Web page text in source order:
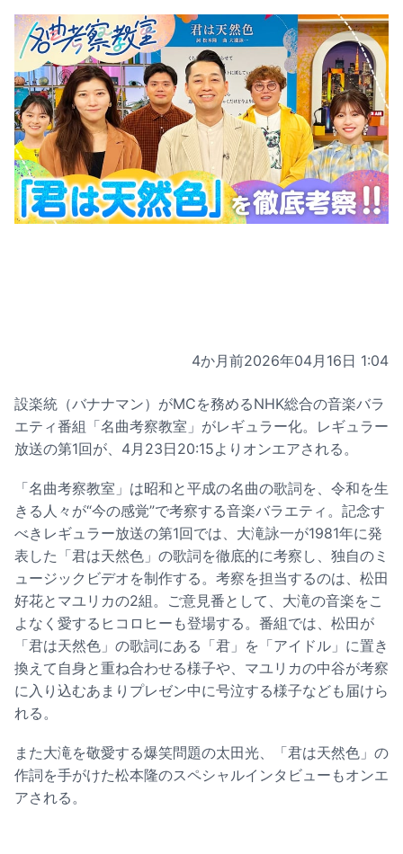
4か月前2026年04月16日 1:04
設楽統（バナナマン）がMCを務めるNHK総合の音楽バラ
エティ番組「名曲考察教室」がレギュラー化。レギュラー
放送の第1回が、4月23日20:15よりオンエアされる。
「名曲考察教室」は昭和と平成の名曲の歌詞を、令和を生
きる人々が“今の感覚”で考察する音楽バラエティ。記念す
べきレギュラー放送の第1回では、大滝詠一が1981年に発
表した「君は天然色」の歌詞を徹底的に考察し、独自のミ
ュージックビデオを制作する。考察を担当するのは、松田
好花とマユリカの2組。ご意見番として、大滝の音楽をこ
よなく愛するヒコロヒーも登場する。番組では、松田が
「君は天然色」の歌詞にある「君」を「アイドル」に置き
換えて自身と重ね合わせる様子や、マユリカの中谷が考察
に入り込むあまりプレゼン中に号泣する様子なども届けら
れる。
また大滝を敬愛する爆笑問題の太田光、「君は天然色」の
作詞を手がけた松本隆のスペシャルインタビューもオンエ
アされる。